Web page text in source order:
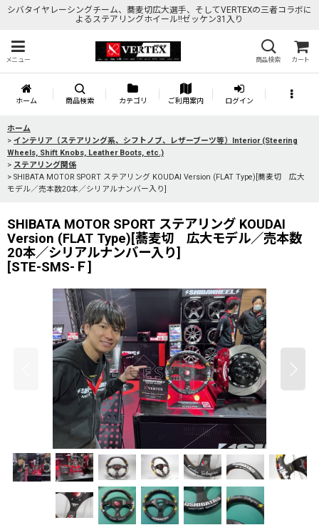
シバタイヤレーシングチーム、蕎麦切広大選手、そしてVERTEXの三者コラボに
よるステアリングホイール!!ゼッケン31入り
メニュー 商品検索 カート
ホーム 商品検索 カテゴリ ご利用案内 ログイン
ホーム
> インテリア（ステアリング系、シフトノブ、レザーブーツ等）Interior (Steering
Wheels, Shift Knobs, Leather Boots, etc.)
> ステアリング関係
> SHIBATA MOTOR SPORT ステアリング KOUDAI Version (FLAT Type)[蕎麦切 広大
モデル／売本数20本／シリアルナンバー入り]
SHIBATA MOTOR SPORT ステアリング KOUDAI
Version (FLAT Type)[蕎麦切 広大モデル／売本数
20本／シリアルナンバー入り]
[STE-SMS-Ｆ]